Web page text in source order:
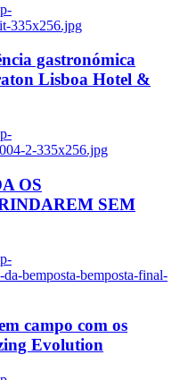
335x256.jpg
gastronómica
Lisboa Hotel &
2-335x256.jpg
OS
SEM
bemposta-bemposta-final-
campo com os
Evolution